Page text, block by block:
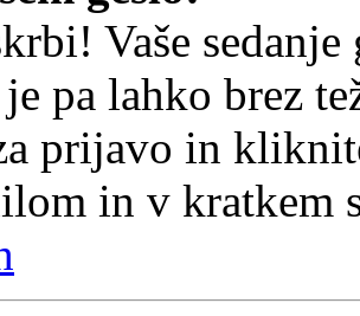
Vaše
pa lahko brez
prijavo in
in v kratkem